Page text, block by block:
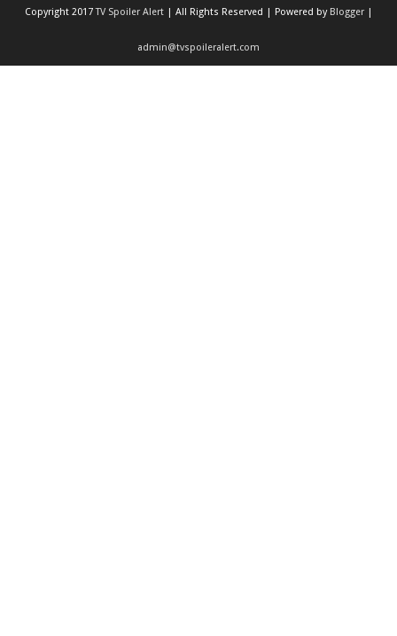
Copyright 2017TV Spoiler Alert | All Rights Reserved | Powered by Blogger
admin@tvspoileralert.com